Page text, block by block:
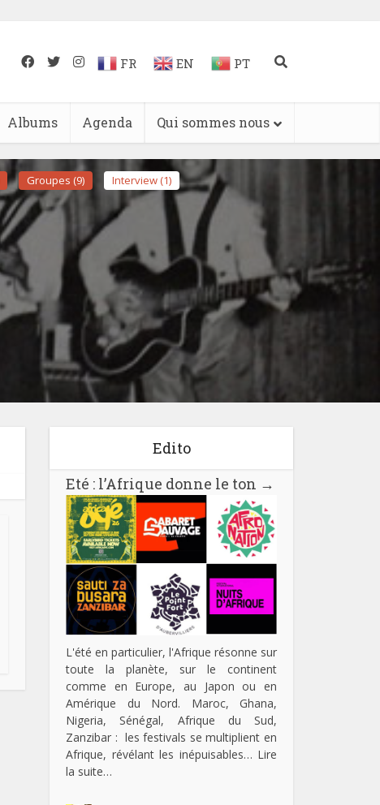
FR EN PT
Albums Agenda Qui sommes nous
Groupes (9) Interview (1)
Edito
Eté : l’Afrique donne le ton →
L'été en particulier, l'Afrique résonne sur
toute la planète, sur le continent
comme en Europe, au Japon ou en
Amérique du Nord. Maroc, Ghana,
Nigeria, Sénégal, Afrique du Sud,
Zanzibar : les festivals se multiplient en
Afrique, révélant les inépuisables… Lire
la suite…